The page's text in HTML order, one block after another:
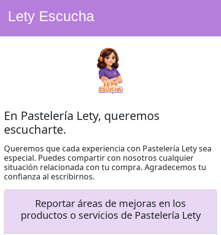
Lety Escucha
En Pastelería Lety, queremos
escucharte.
Queremos que cada experiencia con Pastelería Lety sea
especial. Puedes compartir con nosotros cualquier
situación relacionada con tu compra. Agradecemos tu
confianza al escribirnos.
Reportar áreas de mejoras en los
productos o servicios de Pastelería Lety